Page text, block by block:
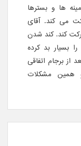
ها و بسترها
می کند. آقای
کند. کند شدن
بسیار بد کرده
از برجام اتفاقی
و همین مشکلات